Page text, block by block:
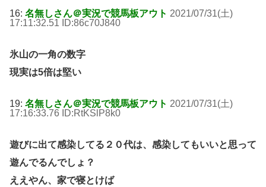
16: 名無しさん＠実況で競馬板アウト 2021/07/31(土)
17:11:32.51 ID:86c70J840
氷山の一角の数字
現実は5倍は堅い
19: 名無しさん＠実況で競馬板アウト 2021/07/31(土)
17:16:33.76 ID:RtKSlP8k0
遊びに出て感染してる２０代は、感染してもいいと思って
遊んでるんでしょ？
ええやん、家で寝とけば